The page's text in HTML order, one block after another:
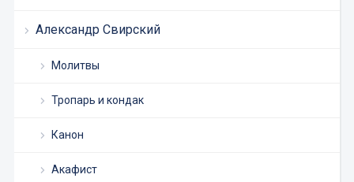
Александр Свирский
Молитвы
Тропарь и кондак
Канон
Акафист